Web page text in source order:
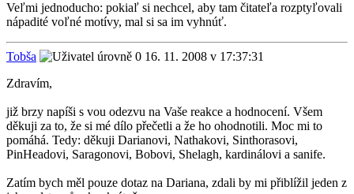
Veľmi jednoducho: pokiaľ si nechcel, aby tam čitateľa rozptyľovali
nápadité voľné motívy, mal si sa im vyhnúť.
Tobša
16. 11. 2008 v 17:37:31
Zdravím,
již brzy napíši s vou odezvu na Vaše reakce a hodnocení. Všem
děkuji za to, že si mé dílo přečetli a že ho ohodnotili. Moc mi to
pomáhá. Tedy: děkuji Darianovi, Nathakovi, Sinthorasovi,
PinHeadovi, Saragonovi, Bobovi, Shelagh, kardinálovi a sanife.
Zatím bych měl pouze dotaz na Dariana, zdali by mi přiblížil jeden z